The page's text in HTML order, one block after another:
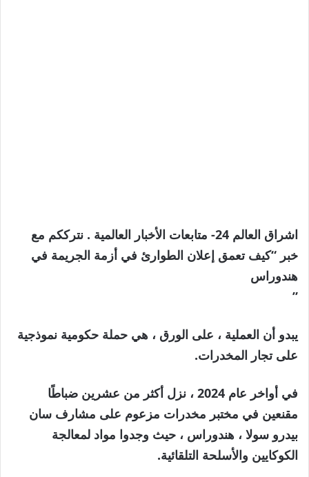
اشراق العالم 24- متابعات الأخبار العالمية . نترككم مع
خبر “كيف تعمق إعلان الطوارئ في أزمة الجريمة في
هندوراس
”
يبدو أن العملية ، على الورق ، هي حملة حكومية نموذجية
على تجار المخدرات.
في أواخر عام 2024 ، نزل أكثر من عشرين ضباطًا
مقنعين في مختبر مخدرات مزعوم على مشارف سان
بيدرو سولا ، هندوراس ، حيث وجدوا مواد لمعالجة
الكوكايين والأسلحة التلقائية.